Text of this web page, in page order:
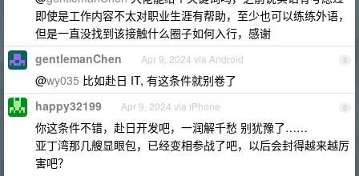
即使是工作内容不太对职业生涯有帮助，至少也可以练练外语，
但是一直没找到该接触什么圈子如何入行，感谢
5
gentlemanChen Apr 9, 2024 via Android
@wy035 比如赴日 IT, 有这条件就别卷了
6
happy32199 Apr 9, 2024 via iPhone
你这条件不错，赴日开发吧，一润解千愁 别犹豫了……
亚丁湾那几艘显眼包，已经变相参战了吧，以后会封得越来越厉
害吧？